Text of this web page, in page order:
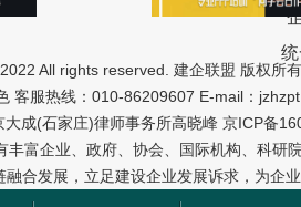
All rights reserved. 建企联盟 版权所有
客服热线：010-86209607 E-mail：
成(石家庄)律师事务所高晓峰 京ICP备
富企业、政府、协会、国际机构、科研
合发展，立足建设企业发展诉求，为企业